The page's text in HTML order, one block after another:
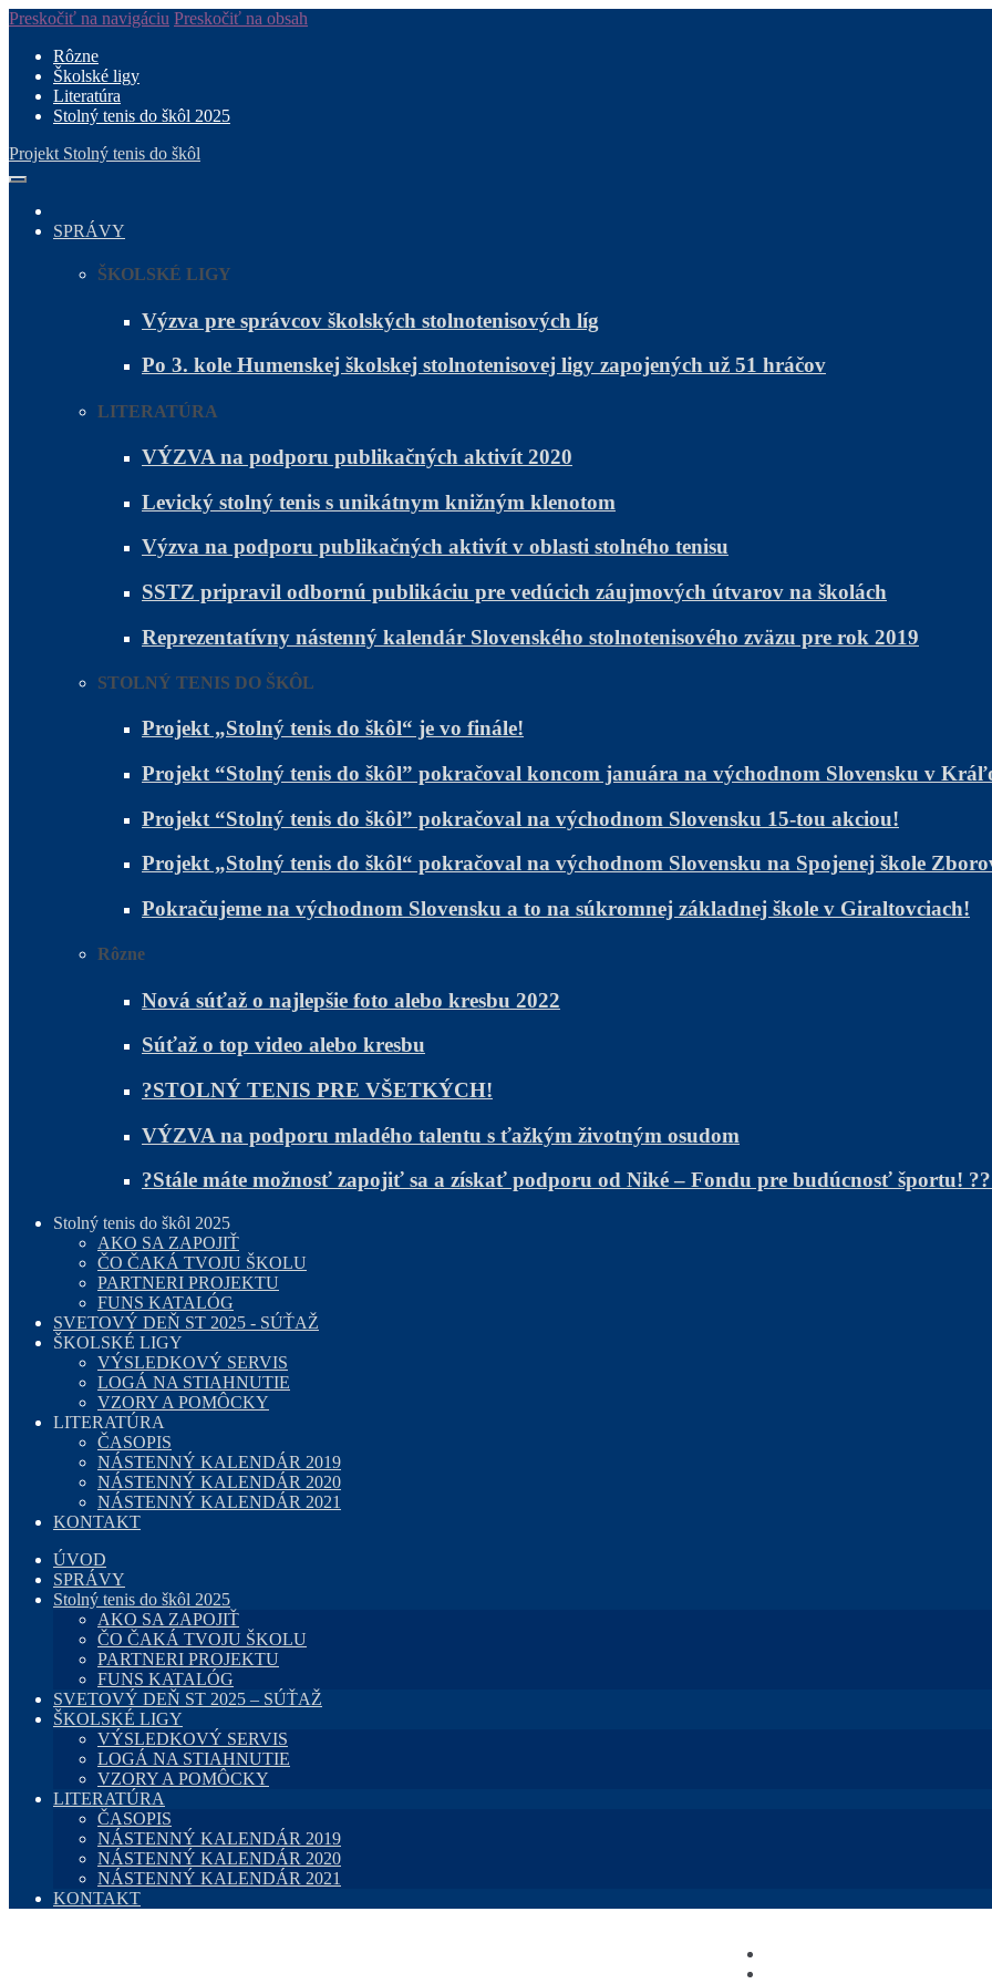
Preskočiť na navigáciu Preskočiť na obsah
Rôzne
Školské ligy
Literatúra
Stolný tenis do škôl 2025
Projekt Stolný tenis do škôl
SPRÁVY
ŠKOLSKÉ LIGY
Výzva pre správcov školských stolnotenisových líg
Po 3. kole Humenskej školskej stolnotenisovej ligy zapojených už 51 hráčov
LITERATÚRA
VÝZVA na podporu publikačných aktivít 2020
Levický stolný tenis s unikátnym knižným klenotom
Výzva na podporu publikačných aktivít v oblasti stolného tenisu
SSTZ pripravil odbornú publikáciu pre vedúcich záujmových útvarov na školách
Reprezentatívny nástenný kalendár Slovenského stolnotenisového zväzu pre rok 2019
STOLNÝ TENIS DO ŠKÔL
Projekt „Stolný tenis do škôl“ je vo finále!
Projekt “Stolný tenis do škôl” pokračoval koncom januára na východnom Slovensku v
Projekt “Stolný tenis do škôl” pokračoval na východnom Slovensku 15-tou akciou!
Projekt „Stolný tenis do škôl“ pokračoval na východnom Slovensku na Spojenej škole
Pokračujeme na východnom Slovensku a to na súkromnej základnej škole v Giraltovciach!
Rôzne
Nová súťaž o najlepšie foto alebo kresbu 2022
Súťaž o top video alebo kresbu
?STOLNÝ TENIS PRE VŠETKÝCH!
VÝZVA na podporu mladého talentu s ťažkým životným osudom
?Stále máte možnosť zapojiť sa a získať podporu od Niké – Fondu pre budúcnosť športu!
Stolný tenis do škôl 2025
AKO SA ZAPOJIŤ
ČO ČAKÁ TVOJU ŠKOLU
PARTNERI PROJEKTU
FUNS KATALÓG
SVETOVÝ DEŇ ST 2025 - SÚŤAŽ
ŠKOLSKÉ LIGY
VÝSLEDKOVÝ SERVIS
LOGÁ NA STIAHNUTIE
VZORY A POMÔCKY
LITERATÚRA
ČASOPIS
NÁSTENNÝ KALENDÁR 2019
NÁSTENNÝ KALENDÁR 2020
NÁSTENNÝ KALENDÁR 2021
KONTAKT
ÚVOD
SPRÁVY
Stolný tenis do škôl 2025
AKO SA ZAPOJIŤ
ČO ČAKÁ TVOJU ŠKOLU
PARTNERI PROJEKTU
FUNS KATALÓG
SVETOVÝ DEŇ ST 2025 – SÚŤAŽ
ŠKOLSKÉ LIGY
VÝSLEDKOVÝ SERVIS
LOGÁ NA STIAHNUTIE
VZORY A POMÔCKY
LITERATÚRA
ČASOPIS
NÁSTENNÝ KALENDÁR 2019
NÁSTENNÝ KALENDÁR 2020
NÁSTENNÝ KALENDÁR 2021
KONTAKT